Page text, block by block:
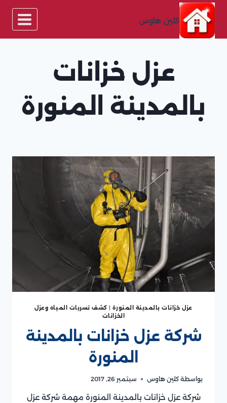
التجاوز
المحتوى
كلين هاوس
عزل خزانات
بالمدينة المنورة
عزل خزانات بالمدينة المنورة| كشف تسربات المياه وعزل
الخزانات
شركة عزل خزانات بالمدينة
المنورة
بواسطة كلين هاوس سبتمبر 26, 2017
شركة عزل خزانات بالمدينة المنورة مهمة شركة عزل